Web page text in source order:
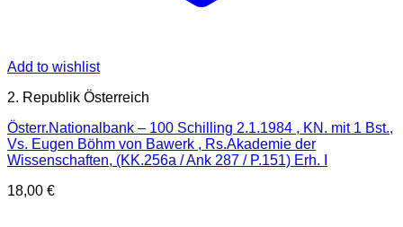
Add to wishlist
2. Republik Österreich
Österr.Nationalbank – 100 Schilling 2.1.1984 , KN. mit 1 Bst.,
Vs. Eugen Böhm von Bawerk , Rs.Akademie der
Wissenschaften, (KK.256a / Ank 287 / P.151) Erh. I
18,00 €